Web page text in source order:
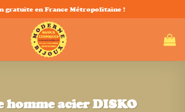
gratuite en France Métropolitaine !
homme acier DISKO